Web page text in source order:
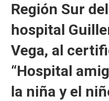
Región Sur
hospital
Vega, al
“Hospital
la niña y el